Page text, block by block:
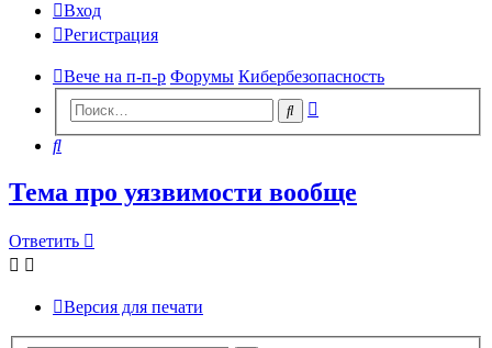
Вход
Регистрация
Вече на п-п-р Форумы Кибербезопасность
Поиск
Поиск
Тема про уязвимости вообще
Ответить
Версия для печати